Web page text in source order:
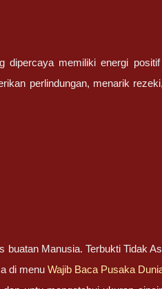
dipercaya memiliki energi positif
perlindungan, menarik
Manusia. Terbukti Tidak
di menuWajib Baca Pusaka